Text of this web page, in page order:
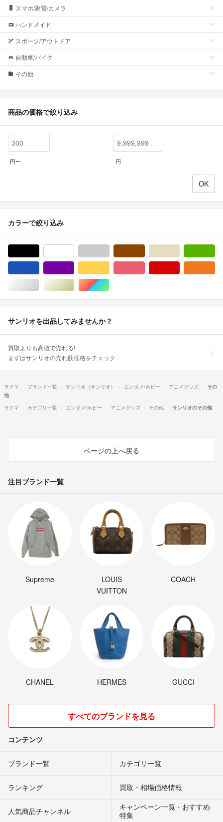
スマホ/家電/カメラ
ハンドメイド
スポーツ/アウトドア
自動車/バイク
その他
商品の価格で絞り込み
円〜 円
カラーで絞り込み
シルバー/銀色系ゴールド/金色系マルチカラー
サンリオを出品してみませんか？
買取よりも高値で売れる!
まずはサンリオの売れ筋価格をチェック
ラクマ ブランド一覧 サンリオ（サンリオ） エンタメ/ホビー アニメグッズ
その
他
ラクマ
カテゴリ一覧 エンタメ/ホビー アニメグッズ その他 サンリオのその他
ページの上へ戻る
注目ブランド一覧
Supreme
LOUIS
VUITTON
COACH
CHANEL HERMES GUCCI
すべてのブランドを見る
コンテンツ
ブランド一覧 カテゴリ一覧
ランキング 買取・相場価格情報
人気商品チャンネル
キャンペーン一覧・おすすめ
特集